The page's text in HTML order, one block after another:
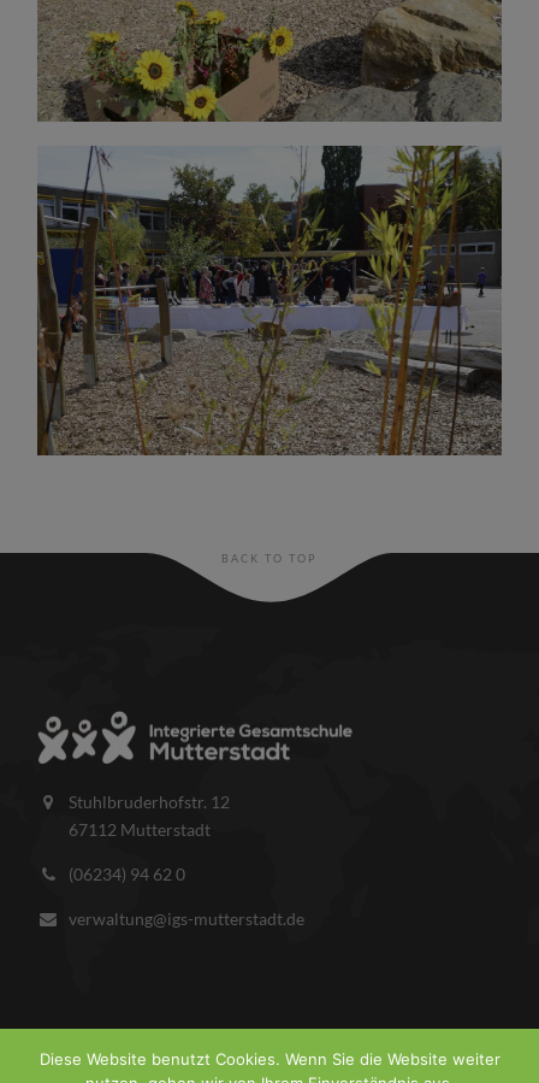
BACK TO TOP
Stuhlbruderhofstr. 12
67112 Mutterstadt
(06234) 94 62 0
verwaltung@igs-mutterstadt.de
Diese Website benutzt Cookies. Wenn Sie die Website weiter